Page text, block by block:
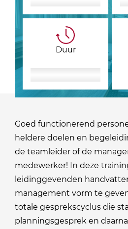
Duur
Goed functionerend
heldere doelen en
de teamleider of de
medewerker! In deze
leidinggevenden
management vorm te
totale gesprekscyclus die
planningsgesprek en